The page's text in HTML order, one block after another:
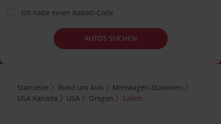
Ich habe einen Rabatt-Code
AUTOS SUCHEN
Startseite Rund um Avis
Mietwagen-Stationen
USA Kanada
USA Oregon Salem